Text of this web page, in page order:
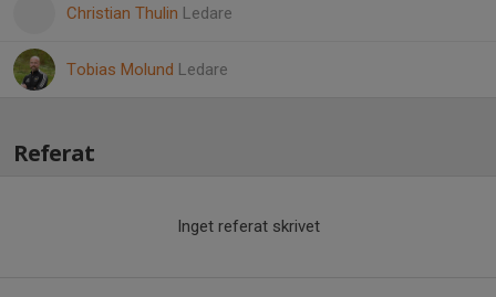
Christian Thulin Ledare
Tobias Molund Ledare
Referat
Inget referat skrivet